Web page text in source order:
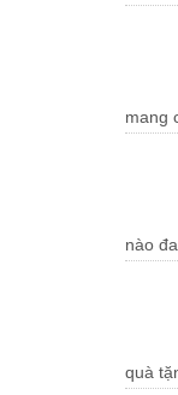
mang
nào
quà